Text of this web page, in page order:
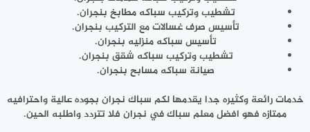
تشطيب وتركيب سباكه مطابخ بنجران.
تأسيس صرف غسالات مع التركيب بنجران.
تأسيس سباكه منزليه بنجران.
تشطيب وتركيب سباكه شقق بنجران.
صيانة سباكه مسابح بنجران.
خدمات رائعة وكثيره جدا يقدمها لكم سباك نجران بجوده عالية واحترافيه
ممتازه فهو افضل معلم سباك في نجران فلا تتردد واطلبه الحين.